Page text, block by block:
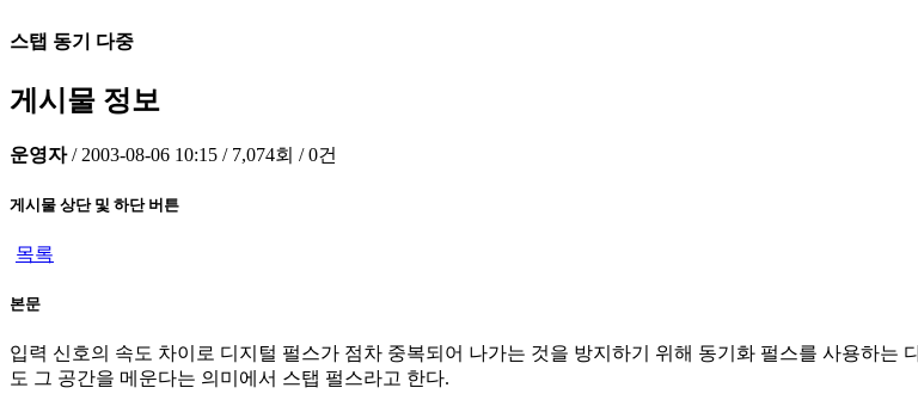
스탭 동기 다중
게시물 정보
운영자 / 2003-08-06 10:15 / 7,074회 / 0건
게시물 상단 및 하단 버튼
목록
본문
입력 신호의 속도 차이로 디지털 펄스가 점차 중복되어 나가는 것을 방지하기 위해 동기화 펄스를 사용하는
도 그 공간을 메운다는 의미에서 스탭 펄스라고 한다.